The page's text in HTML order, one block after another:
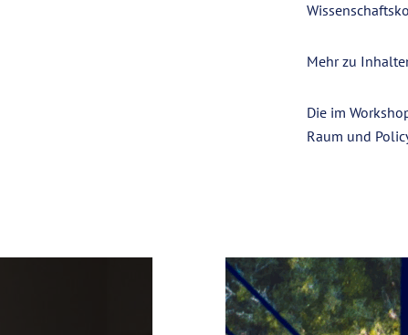
Mehr zu
Die im
Raum und